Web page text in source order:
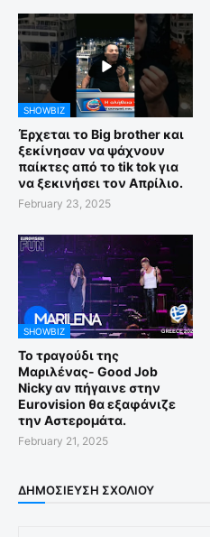
SHOWBIZ
Έρχεται το Big brother και
ξεκίνησαν να ψάχνουν
παίκτες από το tik tok για
να ξεκινήσει τον Απρίλιο.
February 23, 2025
SHOWBIZ
Το τραγούδι της
Μαριλένας- Good Job
Nicky αν πήγαινε στην
Eurovision θα εξαφάνιζε
την Αστερομάτα.
February 21, 2025
ΔΗΜΟΣΊΕΥΣΗ ΣΧΟΛΊΟΥ